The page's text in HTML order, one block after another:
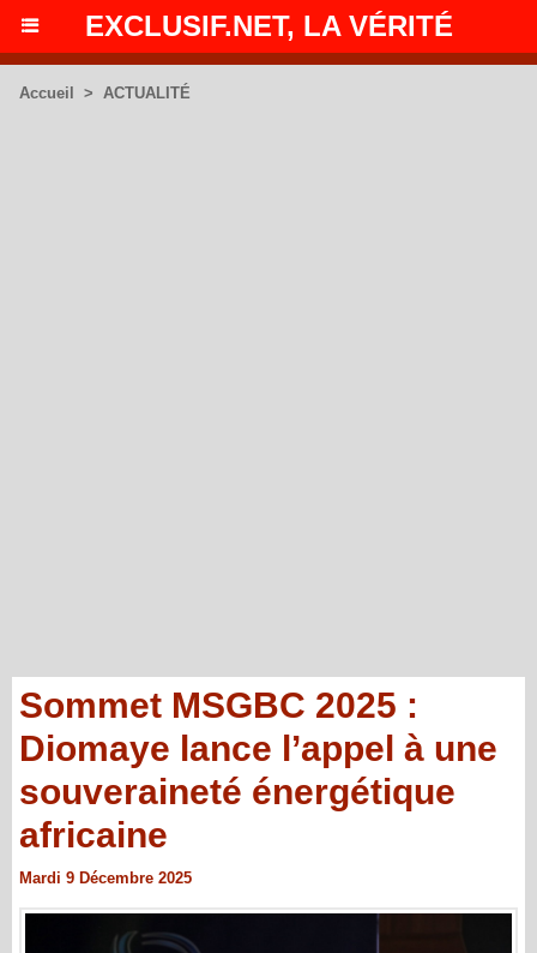
EXCLUSIF.NET, LA VÉRITÉ
Accueil > ACTUALITÉ
Sommet MSGBC 2025 :
Diomaye lance l’appel à une
souveraineté énergétique
africaine
Mardi 9 Décembre 2025